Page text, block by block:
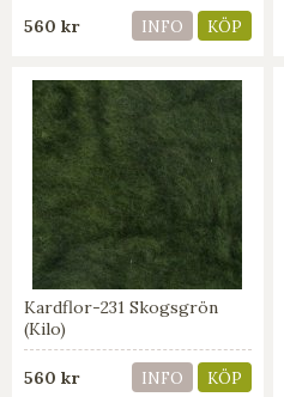
560 kr INFO KÖP
Kardflor-231 Skogsgrön
(Kilo)
560 kr INFO KÖP